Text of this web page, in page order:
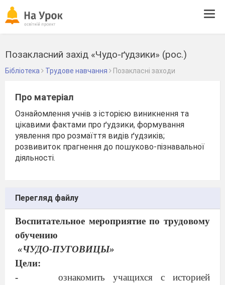
Позакласний захід «Чудо-ґудзики» (рос.)
Бібліотека Трудове навчання Позакласні заходи
Про матеріал
Ознайомлення учнів з історією виникнення та
цікавими фактами про ґудзики, формування
уявлення про розмаїття видів ґудзиків;
розвивиток прагнення до пошуково-пізнавальної
діяльності.
Перегляд файлу
Воспитательное мероприятие по трудовому
обучению
«ЧУДО-ПУГОВИЦЫ»
Цели:
-
ознакомить учащихся с историей